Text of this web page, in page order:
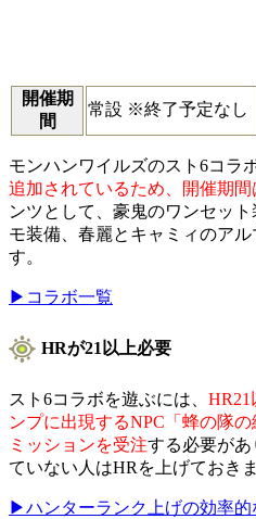
開催期
間
常設 ※終了予定なし
モンハンワイルズのスト6コラボ
追加されているため、開催期間
ンツとして、豪鬼のワンセッ
モ装備、春麗とキャミィのア
す。
▶コラボ一覧
HRが21以上必要
スト6コラボを遊ぶには、 HR21
ンプに出現するNPC「蜂の隊
ミッションを受注する必要があ
ていない人はHRを上げておき
▶ハンターランク上げの効率的